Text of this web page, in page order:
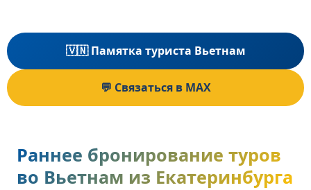
🇻🇳 Памятка туриста Вьетнам
💬 Связаться в MAX
Раннее бронирование туров
во Вьетнам из Екатеринбурга